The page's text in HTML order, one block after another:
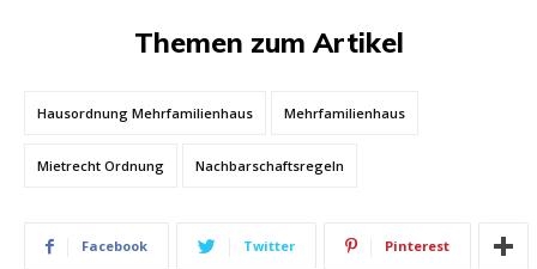
Themen zum Artikel
Hausordnung Mehrfamilienhaus Mehrfamilienhaus
Mietrecht Ordnung Nachbarschaftsregeln
Facebook Twitter Pinterest